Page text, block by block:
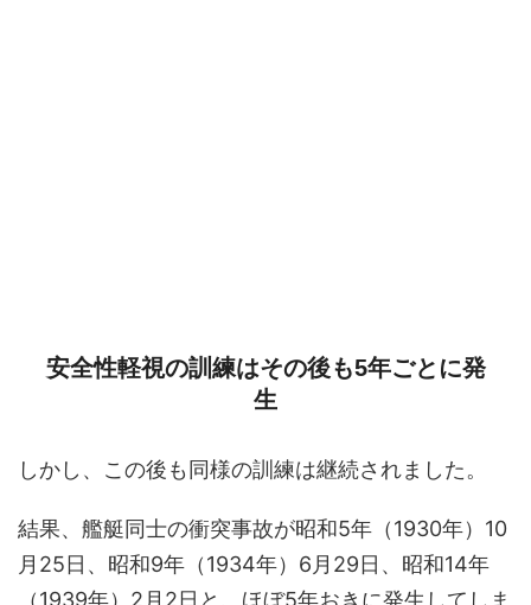
安全性軽視の訓練はその後も5年ごとに発
生
しかし、この後も同様の訓練は継続されました。
結果、艦艇同士の衝突事故が昭和5年（1930年）10
月25日、昭和9年（1934年）6月29日、昭和14年